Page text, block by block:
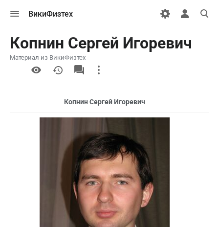
меню
ВикиФизтех
Открыть
поиск
Копнин Сергей Игоревич
Материал из ВикиФизтех
More
actions
Копнин Сергей Игоревич